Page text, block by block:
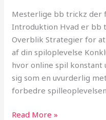
Mesterlige bb trickz der
Introduktion Hvad er bb
Overblik Strategier for
af din spiloplevelse
hvor online spil
sig som en uvurderlig
forbedre
dit
spil
til
kunst
Read More »